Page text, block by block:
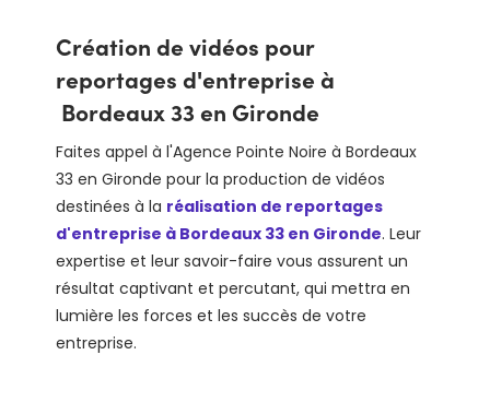
Création de vidéos pour
reportages d'entreprise à
Bordeaux 33 en Gironde
Faites appel à l'Agence Pointe Noire à Bordeaux
33 en Gironde pour la production de vidéos
destinées à la réalisation de reportages
d'entreprise à Bordeaux 33 en Gironde. Leur
expertise et leur savoir-faire vous assurent un
résultat captivant et percutant, qui mettra en
lumière les forces et les succès de votre
entreprise.